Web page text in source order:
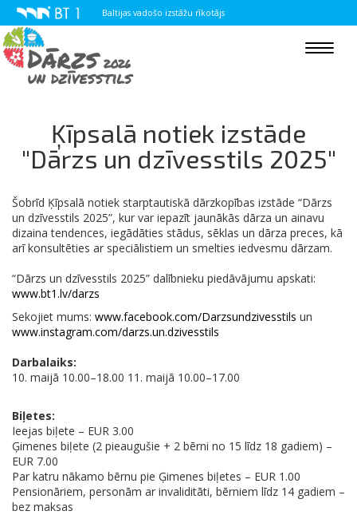
Baltijas vadošo izstāžu rīkotājs
Toggle
Ķīpsalā notiek izstāde
"Dārzs un dzīvesstils 2025"
Šobrīd Ķīpsalā notiek starptautiskā dārzkopības izstāde “Dārzs
un dzīvesstils 2025”, kur var iepazīt jaunākās dārza un ainavu
dizaina tendences, iegādāties stādus, sēklas un dārza preces, kā
arī konsultēties ar speciālistiem un smelties iedvesmu dārzam.
“Dārzs un dzīvesstils 2025” dalībnieku piedāvājumu apskati:
www.bt1.lv/darzs
Sekojiet mums: www.facebook.com/Darzsundzivesstils un
www.instagram.com/darzs.un.dzivesstils
Darbalaiks:
10. maijā 10.00–18.00 11. maijā 10.00–17.00
Biļetes:
Ieejas biļete – EUR 3.00
Ģimenes biļete (2 pieaugušie + 2 bērni no 15 līdz 18 gadiem) –
EUR 7.00
Par katru nākamo bērnu pie Ģimenes biļetes – EUR 1.00
Pensionāriem, personām ar invaliditāti, bērniem līdz 14 gadiem –
bez maksas